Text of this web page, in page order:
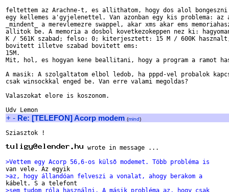
feltettem az Arachne-t, es allithatom, hogy dos alol
egy kellemes a'gyjelenettel. Van azonban egy kis problema: az
_mindent_ a merevlemezre swappel, akar xms akar ems
allitok be. A memoria a dosbol kovetkezokeppen nez ki:
K / 561K szabad; felso: 0; kiterjesztett: 15 M / 600K
bovitett illetve szabad bovitett ems:
15M.
Mit, hol, es hogyan kene beallitani, hogy a program a ramot
A masik: A szolgaltatom elbol ledob, ha pppd-vel probalok
csak winsockkal enged be. Van erre valami megoldas?
Valaszokat elore is koszonom.
+ - Re: [TELEFON] Acorp modem (mind)
Sziasztok !
wrote in message ...
>Vettem egy Acorp 56,6-os külsõ modemet. Több probléma is
>az, hogy állandóan felveszi a vonalat, ahogy berakom a
>sem tudom róla használni. A másik probléma az, hogy csak